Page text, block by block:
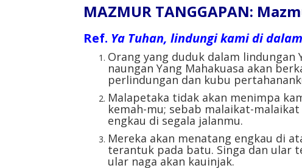
MAZMUR TANGGAPAN:
Ref. Ya Tuhan, lindungi kami di
Orang yang duduk dalam
naungan Yang Mahakuasa akan
perlindungan dan kubu
Malapetaka tidak akan menimpa
kemah-mu; sebab malaikat-
engkau di segala jalanmu.
Mereka akan menatang engkau di
terantuk pada batu. Singa dan ular
ular naga akan kauinjak.